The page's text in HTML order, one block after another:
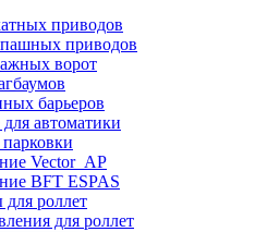
приводов
приводов
ворот
барьеров
автоматики
Vector_AP
BFT ESPAS
роллет
для роллет